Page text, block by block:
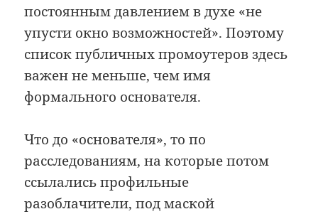
постоянным давлением в духе «не
упусти окно возможностей». Поэтому
список публичных промоутеров здесь
важен не меньше, чем имя
формального основателя.
Что до «основателя», то по
расследованиям, на которые потом
ссылались профильные
разоблачители, под маской